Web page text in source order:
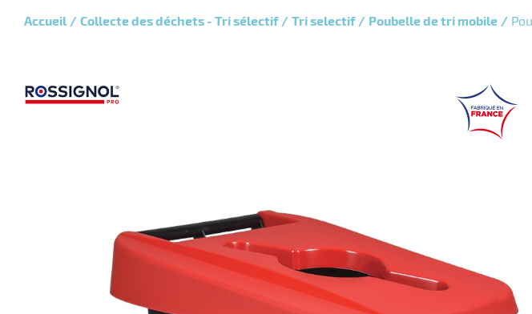
Accueil Collecte des déchets - Tri sélectif Tri selectif Poubelle de tri mobile